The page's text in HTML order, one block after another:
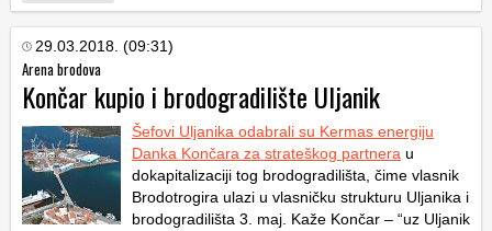
29.03.2018. (09:31)
Arena brodova
Končar kupio i brodogradilište Uljanik
Šefovi Uljanika odabrali su Kermas energiju
Danka Končara za strateškog partnera u
dokapitalizaciji tog brodogradilišta, čime vlasnik
Brodotrogira ulazi u vlasničku strukturu Uljanika i
brodogradilišta 3. maj. Kaže Končar – “uz Uljanik